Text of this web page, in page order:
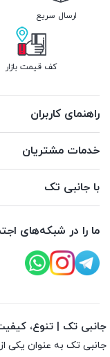
ارسال سریع
کف قیمت بازار
راهنمای کاربران
خدمات مشتریان
با جانبی تک
ما را در شبکه‌های
جانبی تک | تنوع،
جانبی تک به عنوان یکی